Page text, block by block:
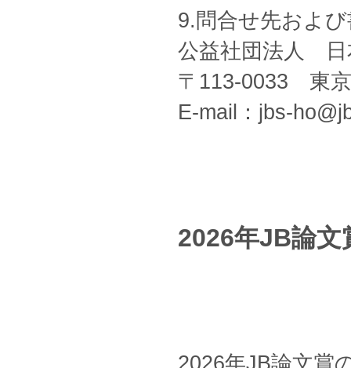
9.問合せ先およ
公益社団法人 日
〒113-0033 東
E-mail：jbs-
2026年JB論文
2026年JB論文賞